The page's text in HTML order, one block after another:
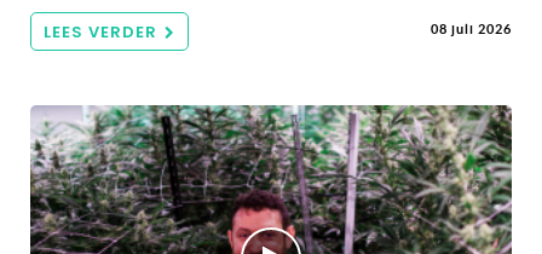
LEES VERDER 08 juli 2026